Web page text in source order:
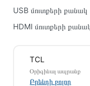
պայմանները։
խորհուրդ ենք տալիս
Տվյալ ապրանքը
բոլոր
կատարվում է 14 օրվա
USB մուտքերի քանակ
HDMI մուտքերի
TCL
Օրիգինալ ապրանք
Բրենդի բոլոր